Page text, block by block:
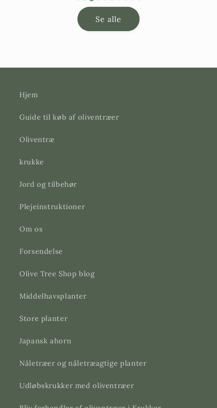
Se alle
Hjem
Guide til køb af oliventræer
Oliventræ
krukke
Jord og tilbehør
Plejeinstruktioner
Om os
Forsendelse
Olive Tree Shop blog
Middelhavsplanter
Store planter
Japansk ahorn
Nåletræer og nåletræagtige planter
Udløbskrukker med oliventræer